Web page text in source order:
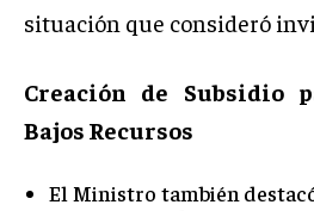
situación que consideró
Creación de Subsidio
Bajos Recursos
El Ministro también